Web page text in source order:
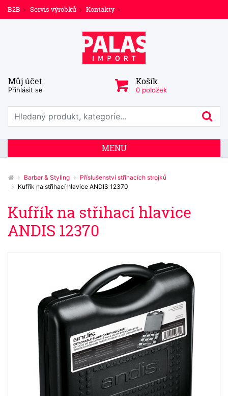
B2B Servis výrobků Kontakty
Můj účet
Přihlásit se
Košík
0 položek
Prohledat web
MENU
Barber & Styling
Příslušenství střihacích strojků
Kufřík na střihací hlavice ANDIS 12370
Kufřík na střihací hlavice
ANDIS 12370